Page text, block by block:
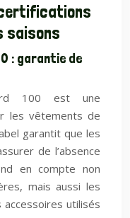
saisons
: garantie de
100 est une
les vêtements de
garantit que les
de l’absence
en compte non
mais aussi les
utilisés